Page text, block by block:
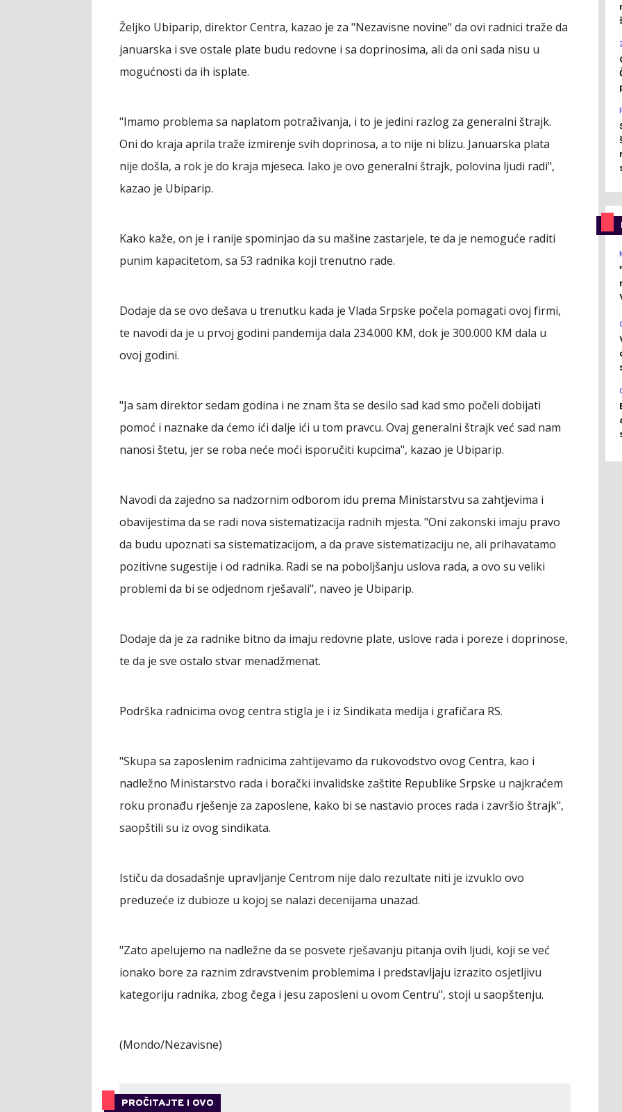
Željko Ubiparip, direktor Centra, kazao je za "Nezavisne novine" da ovi radnici traže da
januarska i sve ostale plate budu redovne i sa doprinosima, ali da oni sada nisu u
mogućnosti da ih isplate.
"Imamo problema sa naplatom potraživanja, i to je jedini razlog za generalni štrajk.
Oni do kraja aprila traže izmirenje svih doprinosa, a to nije ni blizu. Januarska plata
nije došla, a rok je do kraja mjeseca. Iako je ovo generalni štrajk, polovina ljudi radi",
kazao je Ubiparip.
Kako kaže, on je i ranije spominjao da su mašine zastarjele, te da je nemoguće raditi
punim kapacitetom, sa 53 radnika koji trenutno rade.
Dodaje da se ovo dešava u trenutku kada je Vlada Srpske počela pomagati ovoj firmi,
te navodi da je u prvoj godini pandemija dala 234.000 KM, dok je 300.000 KM dala u
ovoj godini.
"Ja sam direktor sedam godina i ne znam šta se desilo sad kad smo počeli dobijati
pomoć i naznake da ćemo ići dalje ići u tom pravcu. Ovaj generalni štrajk već sad nam
nanosi štetu, jer se roba neće moći isporučiti kupcima", kazao je Ubiparip.
Navodi da zajedno sa nadzornim odborom idu prema Ministarstvu sa zahtjevima i
obavijestima da se radi nova sistematizacija radnih mjesta. "Oni zakonski imaju pravo
da budu upoznati sa sistematizacijom, a da prave sistematizaciju ne, ali prihavatamo
pozitivne sugestije i od radnika. Radi se na poboljšanju uslova rada, a ovo su veliki
problemi da bi se odjednom rješavali", naveo je Ubiparip.
Dodaje da je za radnike bitno da imaju redovne plate, uslove rada i poreze i doprinose,
te da je sve ostalo stvar menadžmenat.
Podrška radnicima ovog centra stigla je i iz Sindikata medija i grafičara RS.
"Skupa sa zaposlenim radnicima zahtijevamo da rukovodstvo ovog Centra, kao i
nadležno Ministarstvo rada i borački invalidske zaštite Republike Srpske u najkraćem
roku pronađu rješenje za zaposlene, kako bi se nastavio proces rada i završio štrajk",
saopštili su iz ovog sindikata.
Ističu da dosadašnje upravljanje Centrom nije dalo rezultate niti je izvuklo ovo
preduzeće iz dubioze u kojoj se nalazi decenijama unazad.
"Zato apelujemo na nadležne da se posvete rješavanju pitanja ovih ljudi, koji se već
ionako bore za raznim zdravstvenim problemima i predstavljaju izrazito osjetljivu
kategoriju radnika, zbog čega i jesu zaposleni u ovom Centru", stoji u saopštenju.
(Mondo/Nezavisne)
PROČITAJTE I OVO